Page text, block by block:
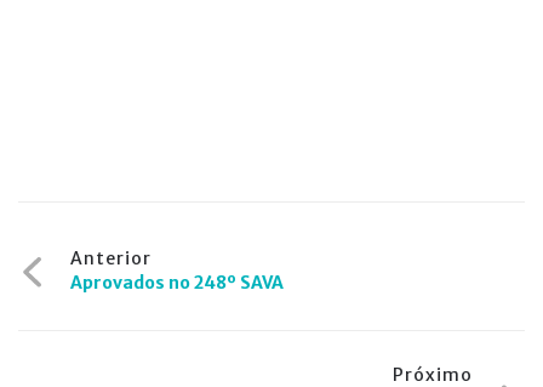
Navegação
de
Anterior
Aprovados no 248º SAVA
Próximo